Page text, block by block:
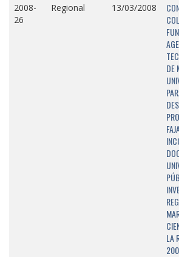
2008-
26
Regional 13/03/2008
DE
LA